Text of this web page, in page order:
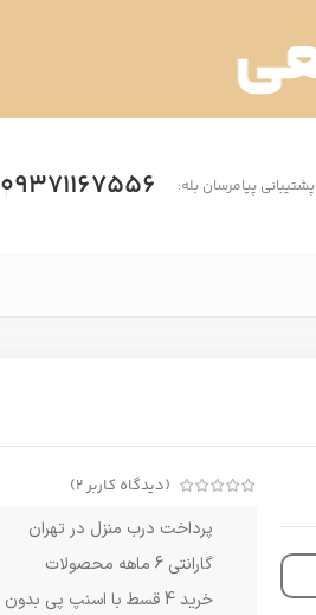
پشتیبانی پیامرسان بله: 09371167556
(دیدگاه کاربر2
)
پرداخت درب منزل در تهران
گارانتی 6 ماهه محصولات
خرید 4 قسط با اسنپ پی بدون سود